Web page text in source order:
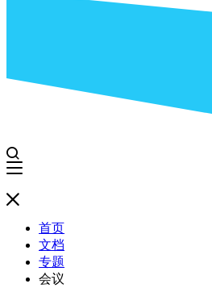
首页
文档
专题
会议